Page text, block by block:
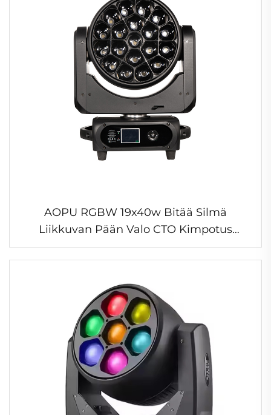
AOPU RGBW 19x40w Bitää Silmä
Liikkuvan Pään Valo CTO Kimpotus
Liikkuvan Pään Pesuvalo